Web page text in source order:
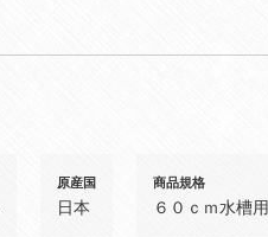
原産国
日本
商品規格
６０ｃｍ水槽用